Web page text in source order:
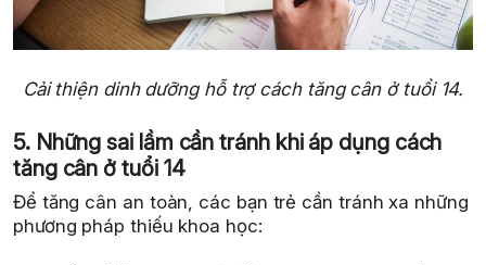
Cải thiện dinh dưỡng hỗ trợ cách tăng cân ở tuổi 14.
5. Những sai lầm cần tránh khi áp dụng cách
tăng cân ở tuổi 14
Để tăng cân an toàn, các bạn trẻ cần tránh xa những
phương pháp thiếu khoa học: